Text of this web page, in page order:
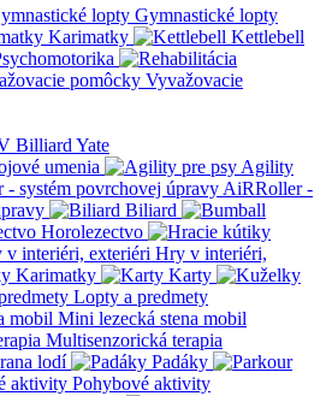
Gymnastické lopty
Karimatky
Kettlebell
Vyvažovacie
Billiard Yate
umenia
Agility
AiRRoller -
Biliard
Horolezectvo
Hry v interiéri,
Karimatky
Karty
Lopty a predmety
Mini lezecká stena mobil
Multisenzorická terapia
lodí
Padáky
Pohybové aktivity